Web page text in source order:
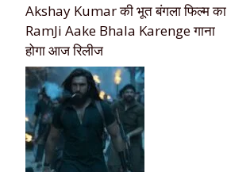
Akshay Kumar की भूत बंगला फिल्म का
RamJi Aake Bhala Karenge गाना
होगा आज रिलीज